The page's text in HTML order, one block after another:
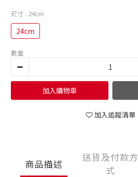
尺寸 : 24cm
24cm
數量
加入購物車
加入追蹤清單
商品描述
送貨及付款方
式